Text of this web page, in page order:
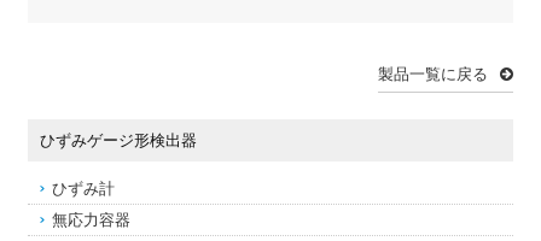
製品一覧に戻る
ひずみゲージ形検出器
ひずみ計
無応力容器